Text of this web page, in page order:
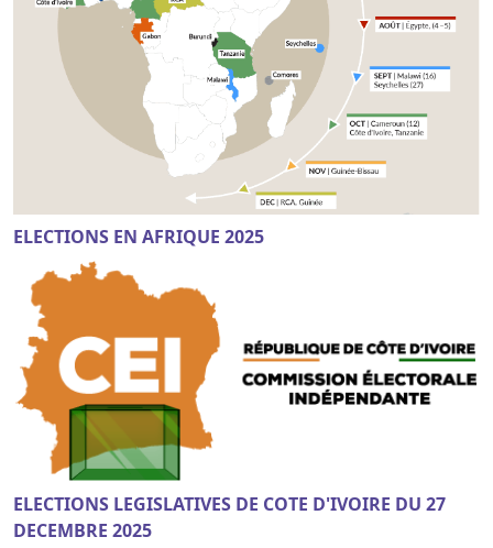
ELECTIONS EN AFRIQUE 2025
ELECTIONS LEGISLATIVES DE COTE D'IVOIRE DU 27
DECEMBRE 2025